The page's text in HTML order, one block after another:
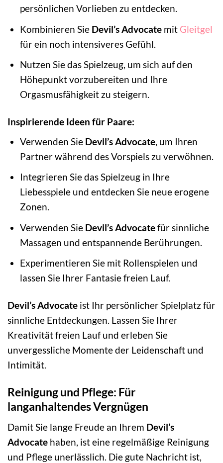
persönlichen Vorlieben zu entdecken.
Kombinieren Sie Devil’s Advocatemit Gleitgel
für ein noch intensiveres Gefühl.
Nutzen Sie das Spielzeug, um sich auf den
Höhepunkt vorzubereiten und Ihre
Orgasmusfähigkeit zu steigern.
Inspirierende Ideen für Paare:
Verwenden Sie Devil’s Advocate, um Ihren
Partner während des Vorspiels zu verwöhnen.
Integrieren Sie das Spielzeug in Ihre
Liebesspiele und entdecken Sie neue erogene
Zonen.
Verwenden Sie Devil’s Advocatefür sinnliche
Massagen und entspannende Berührungen.
Experimentieren Sie mit Rollenspielen und
lassen Sie Ihrer Fantasie freien Lauf.
Devil’s Advocate ist Ihr persönlicher Spielplatz für
sinnliche Entdeckungen. Lassen Sie Ihrer
Kreativität freien Lauf und erleben Sie
unvergessliche Momente der Leidenschaft und
Intimität.
Reinigung und Pflege: Für
langanhaltendes Vergnügen
Damit Sie lange Freude an Ihrem Devil’s
Advocate haben, ist eine regelmäßige Reinigung
und Pflege unerlässlich. Die gute Nachricht ist,